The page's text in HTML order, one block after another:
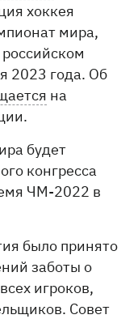
хоккея
мира,
2023 года. Об
на
будет
конгресса
ЧМ-2022 в
было принято
заботы о
игроков,
Совет